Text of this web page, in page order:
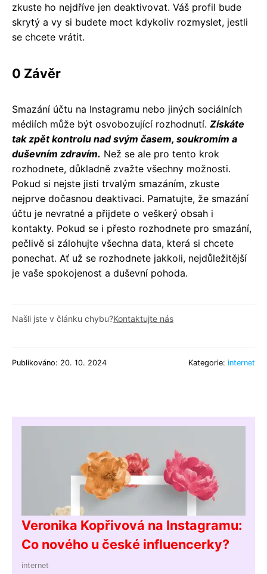
zkuste ho nejdříve jen deaktivovat. Váš profil bude
skrytý a vy si budete moct kdykoliv rozmyslet, jestli
se chcete vrátit.
0 Závěr
Smazání účtu na Instagramu nebo jiných sociálních
médiích může být osvobozující rozhodnutí. Získáte
tak zpět kontrolu nad svým časem, soukromím a
duševním zdravím. Než se ale pro tento krok
rozhodnete, důkladně zvažte všechny možnosti.
Pokud si nejste jisti trvalým smazáním, zkuste
nejprve dočasnou deaktivaci. Pamatujte, že smazání
účtu je nevratné a přijdete o veškerý obsah i
kontakty. Pokud se i přesto rozhodnete pro smazání,
pečlivě si zálohujte všechna data, která si chcete
ponechat. Ať už se rozhodnete jakkoli, nejdůležitější
je vaše spokojenost a duševní pohoda.
Našli jste v článku chybu?Kontaktujte nás
Publikováno: 20. 10. 2024 Kategorie: internet
Veronika Kopřivová na Instagramu:
Co nového u české influencerky?
internet